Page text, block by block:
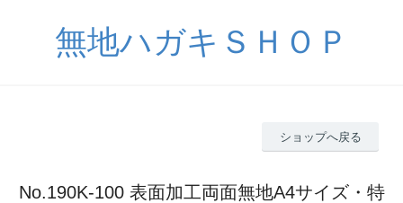
無地ハガキＳＨＯＰ
ショップへ戻る
No.190K-100 表面加工両面無地A4サイズ・特